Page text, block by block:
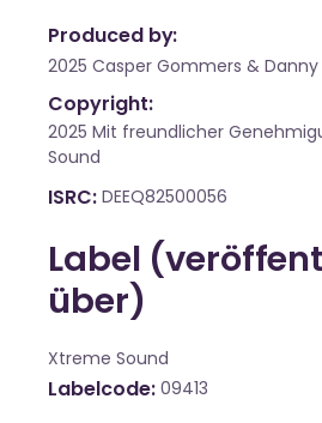
Produced by:
2025 Casper Gommers & Danny
Copyright:
2025 Mit freundlicher
Sound
ISRC DEEQ82500056
Label
über)
Xtreme Sound
Labelcode 09413